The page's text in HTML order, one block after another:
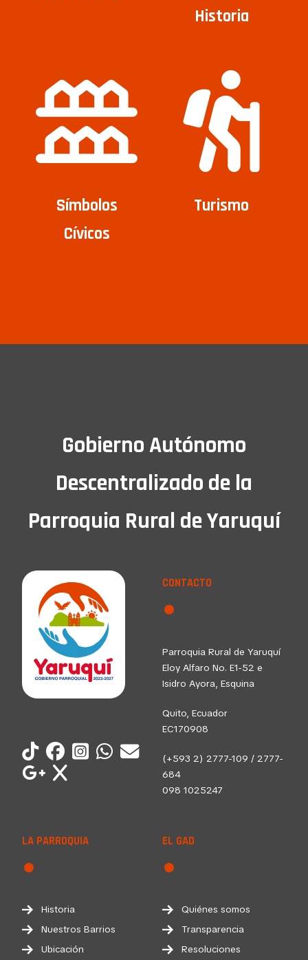
Historia
Símbolos
Cívicos
Turismo
Gobierno Autónomo
Descentralizado de la
Parroquia Rural de Yaruquí
CONTACTO
Parroquia Rural de Yaruquí
Eloy Alfaro No. E1-52 e
Isidro Ayora, Esquina
Quito, Ecuador
EC170908
(+593 2) 2777-109 / 2777-
684
098 1025247
LA PARROQUIA
Historia
Nuestros Barrios
Ubicación
EL GAD
Quiénes somos
Transparencia
Resoluciones